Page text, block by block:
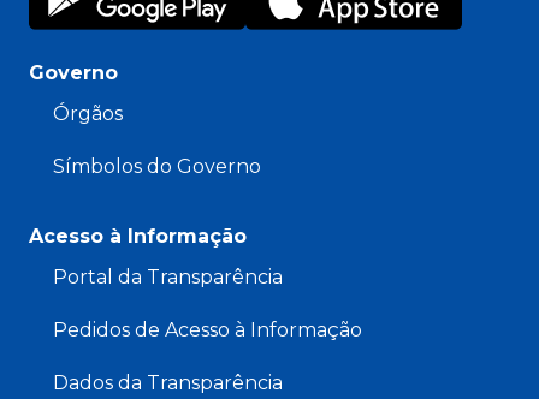
Governo
Órgãos
Símbolos do Governo
Acesso à Informação
Portal da Transparência
Pedidos de Acesso à Informação
Dados da Transparência